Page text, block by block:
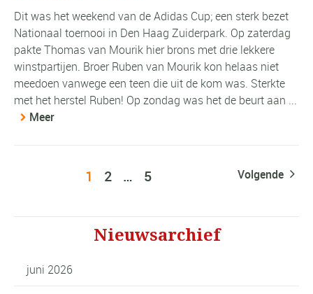
Dit was het weekend van de Adidas Cup; een sterk bezet
Nationaal toernooi in Den Haag Zuiderpark. Op zaterdag
pakte Thomas van Mourik hier brons met drie lekkere
winstpartijen. Broer Ruben van Mourik kon helaas niet
meedoen vanwege een teen die uit de kom was. Sterkte
met het herstel Ruben! Op zondag was het de beurt aan ...
Meer
1 2 … 5 Volgende
Nieuwsarchief
juni 2026